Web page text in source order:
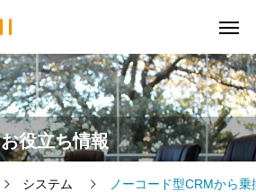
お役立ち情報
システム ノーコード型CRMから